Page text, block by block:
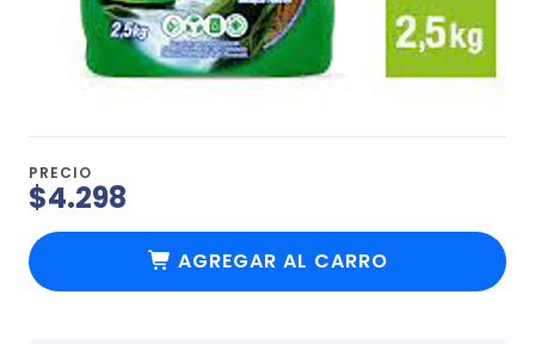
PRECIO
$4.298
AGREGAR AL CARRO